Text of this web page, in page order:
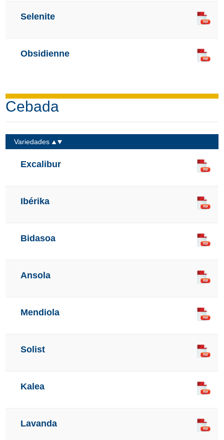
Selenite
Obsidienne
Cebada
Variedades
Excalibur
Ibérika
Bidasoa
Ansola
Mendiola
Solist
Kalea
Lavanda